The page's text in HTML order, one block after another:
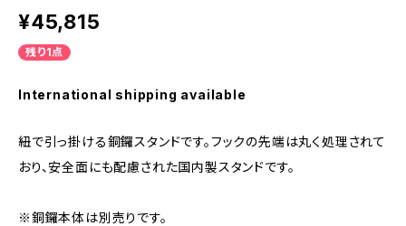
¥45,815
残り1点
International shipping available
紐で引っ掛ける銅鑼スタンドです。フックの先端は丸く処理されて
おり、安全面にも配慮された国内製スタンドです。
※銅鑼本体は別売りです。